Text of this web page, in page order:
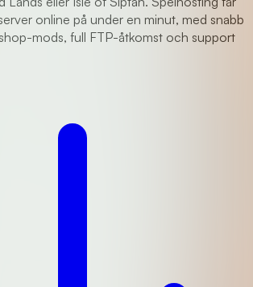
online på under en minut, med snabb
mods, full FTP-åtkomst och support